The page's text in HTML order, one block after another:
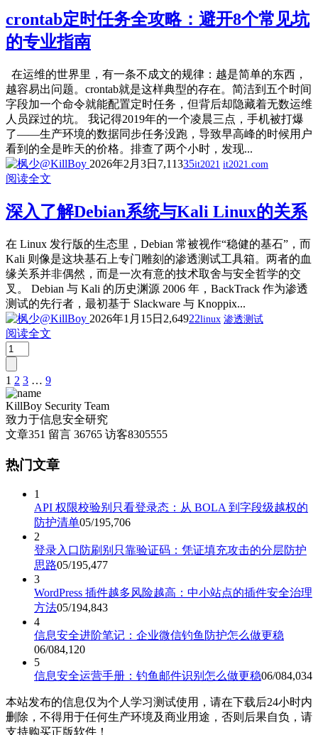
crontab定时任务全攻略：避开8个常见坑
的专业指南
在运维的世界里，有一条不成文的规律：越是简单的东西，
越容易出问题。crontab就是这样典型的存在。简洁到五个时间
字段加一个命令就能配置定时任务，但背后却隐藏着无数运维
人员踩过的坑。 我记得2019年的一个凌晨三点，手机被打爆
了——生产环境的数据同步任务没跑，导致早高峰的时候用户
看到的全是昨天的价格。排查了两个小时，发现...
2026年2月3日 7,11335it2021 it2021.com
阅读全文
深入了解Debian系统与Kali Linux的关系
在 Linux 发行版的生态里，Debian 常被视作“稳健的基石”，而
Kali 则像是这块基石上专门雕刻的渗透测试工具箱。两者的血
缘关系并非偶然，而是一次有意的技术取舍与安全哲学的交
叉。 Debian 与 Kali 的历史渊源 2006 年，BackTrack 作为渗透
测试的先行者，最初基于 Slackware 与 Knoppix...
2026年1月15日 2,64922linux 渗透测试
阅读全文
文
章
分
页
1 2 3 … 9
KillBoy Security Team
致力于信息安全研究
文章351 留言 36765 访客8305555
热门文章
1
API 权限校验别只看登录态：从 BOLA 到字段级越权的
防护清单05/195,706
2
登录入口防刷别只靠验证码：凭证填充攻击的分层防护
思路05/195,477
3
WordPress 插件越多风险越高：中小站点的插件安全治理
方法05/194,843
4
信息安全进阶笔记：企业微信钓鱼防护怎么做更稳
06/084,120
5
信息安全运营手册：钓鱼邮件识别怎么做更稳06/084,034
本站发布的信息仅为个人学习测试使用，请在下载后24小时内
删除，不得用于任何生产环境及商业用途，否则后果自负，请
支持购买正版软件！